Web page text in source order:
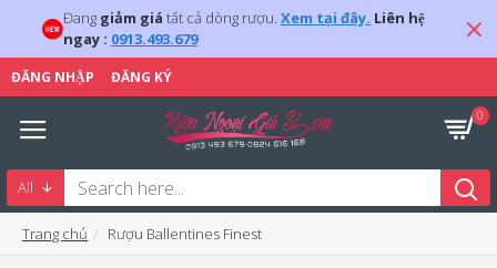
Đang giảm giá tất cả dòng rượu. Xem tại đây. Liên hệ
ngay : 0913.493.679
ĐĂNG NHẬP ĐĂNG KÝ
0
All
Trang chủ Rượu Ballentines Finest